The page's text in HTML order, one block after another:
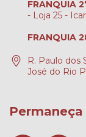
FRANQUIA
- Loja 25 -
FRANQUIA
R. Paulo dos
José do Rio